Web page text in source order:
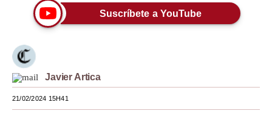
Tendencias
Lujo
Viajes
Moda
Estilos
Suscríbete a YouTube
Javier Artica
21/02/2024 15H41